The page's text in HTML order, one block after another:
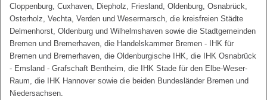
Cloppenburg, Cuxhaven, Diepholz, Friesland, Oldenburg, Osnabrück,
Osterholz, Vechta, Verden und Wesermarsch, die kreisfreien Städte
Delmenhorst, Oldenburg und Wilhelmshaven sowie die Stadtgemeinden
Bremen und Bremerhaven, die Handelskammer Bremen - IHK für
Bremen und Bremerhaven, die Oldenburgische IHK, die IHK Osnabrück
- Emsland - Grafschaft Bentheim, die IHK Stade für den Elbe-Weser-
Raum, die IHK Hannover sowie die beiden Bundesländer Bremen und
Niedersachsen.